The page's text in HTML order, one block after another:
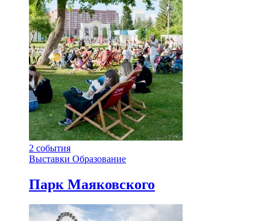
2 события
Выставки Образование
Парк Маяковского